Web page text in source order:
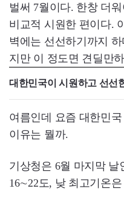
벌써 7월이다. 한창 더
비교적 시원한 편이다.
벽에는 선선하기까지
지만 이 정도면 견딜만
대한민국이 시원하고 선선
여름인데 요즘 대한민
이유는 뭘까.
기상청은 6월 마지막 날
16∼22도, 낮 최고기온